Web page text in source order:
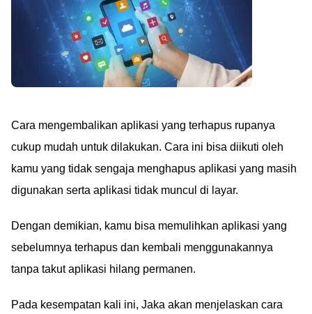
Cara mengembalikan aplikasi yang terhapus rupanya
cukup mudah untuk dilakukan. Cara ini bisa diikuti oleh
kamu yang tidak sengaja menghapus aplikasi yang masih
digunakan serta aplikasi tidak muncul di layar.
Dengan demikian, kamu bisa memulihkan aplikasi yang
sebelumnya terhapus dan kembali menggunakannya
tanpa takut aplikasi hilang permanen.
Pada kesempatan kali ini, Jaka akan menjelaskan cara